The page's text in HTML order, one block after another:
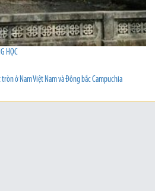
HỌC
ở Nam Việt Nam và Đông bắc Campuchia